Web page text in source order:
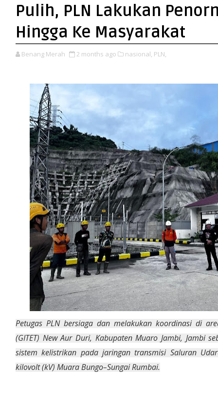
Pulih, PLN Lakukan
Hingga Ke Masyarakat
Benang Merah 2 months ago nasional, PLN,
Petugas PLN bersiaga dan melakukan koordinasi di
(GITET) New Aur Duri, Kabupaten Muaro Jambi, Jambi
sistem kelistrikan pada jaringan transmisi Saluran
kilovolt (kV) Muara Bungo–Sungai Rumbai.